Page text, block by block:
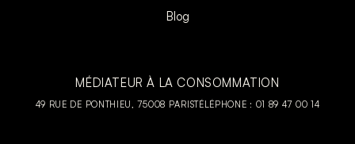
Blog
MÉDIATEUR À LA CONSOMMATION
49 RUE DE PONTHIEU, 75008 PARISTÉLÉPHONE : 01 89 47 00 14